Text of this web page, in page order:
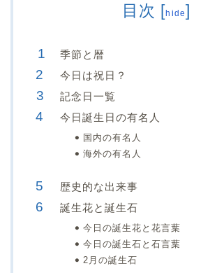
目次 [hide]
季節と暦
今日は祝日？
記念日一覧
今日誕生日の有名人
国内の有名人
海外の有名人
歴史的な出来事
誕生花と誕生石
今日の誕生花と花言葉
今日の誕生石と石言葉
2月の誕生石